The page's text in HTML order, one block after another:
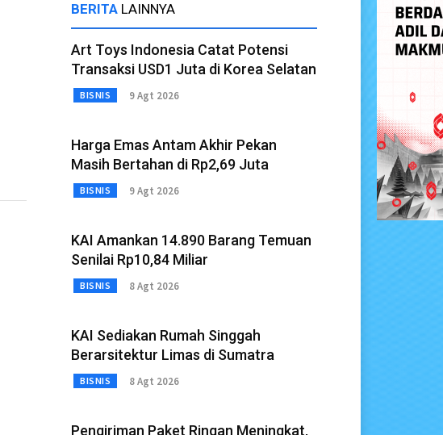
BERITA LAINNYA
Art Toys Indonesia Catat Potensi
Transaksi USD1 Juta di Korea Selatan
BISNIS 9 Agt 2026
Harga Emas Antam Akhir Pekan
Masih Bertahan di Rp2,69 Juta
BISNIS 9 Agt 2026
KAI Amankan 14.890 Barang Temuan
Senilai Rp10,84 Miliar
BISNIS 8 Agt 2026
KAI Sediakan Rumah Singgah
Berarsitektur Limas di Sumatra
BISNIS 8 Agt 2026
Pengiriman Paket Ringan Meningkat,